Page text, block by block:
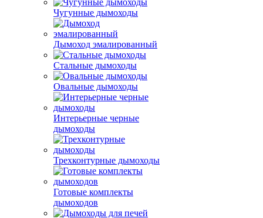
Чугунные дымоходы
Дымоход эмалированный
Стальные дымоходы
Овальные дымоходы
Интерьерные черные
дымоходы
Трехконтурные дымоходы
Готовые комплекты
дымоходов